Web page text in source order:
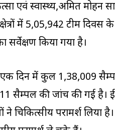
एवं स्वास्थ्य,अमित मोहन
में 5,05,942 टीम
सर्वेक्षण किया गया है।
एक दिन में कुल 1,38,009
सैम्पल की जांच की गई है।
ने चिकित्सीय परामर्श